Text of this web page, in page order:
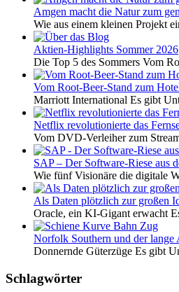
Amgen macht die Natur zum
Wie aus einem kleinen Projekt
Aktien-Highlights Sommer 2026
Die Top 5 des Sommers Vom
Vom Root-Beer-Stand zum
Marriott International Es gibt
Netflix revolutionierte das
Vom DVD-Verleiher zum
SAP – Der Software-Riese aus
Wie fünf Visionäre die digitale
Als Daten plötzlich zur großen
Oracle, ein KI-Gigant erwacht
Norfolk Southern und der lange
Donnernde Güterzüge Es gibt
Schlagwörter